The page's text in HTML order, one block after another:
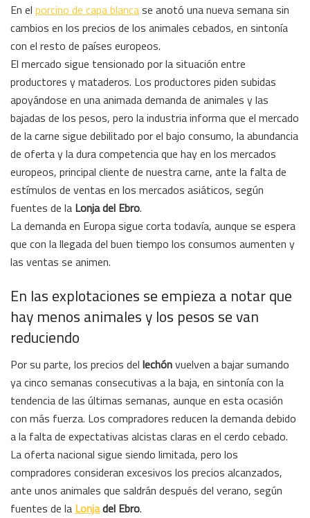
En el porcino de capa blancase anotó una nueva semana sin
cambios en los precios de los animales cebados, en sintonía
con el resto de países europeos.
El mercado sigue tensionado por la situación entre
productores y mataderos. Los productores piden subidas
apoyándose en una animada demanda de animales y las
bajadas de los pesos, pero la industria informa que el mercado
de la carne sigue debilitado por el bajo consumo, la abundancia
de oferta y la dura competencia que hay en los mercados
europeos, principal cliente de nuestra carne, ante la falta de
estímulos de ventas en los mercados asiáticos, según
fuentes de la Lonja del Ebro.
La demanda en Europa sigue corta todavía, aunque se espera
que con la llegada del buen tiempo los consumos aumenten y
las ventas se animen.
En las explotaciones se empieza a notar que
hay menos animales y los pesos se van
reduciendo
Por su parte, los precios del lechónvuelven a bajar sumando
ya cinco semanas consecutivas a la baja, en sintonía con la
tendencia de las últimas semanas, aunque en esta ocasión
con más fuerza. Los compradores reducen la demanda debido
a la falta de expectativas alcistas claras en el cerdo cebado.
La oferta nacional sigue siendo limitada, pero los
compradores consideran excesivos los precios alcanzados,
ante unos animales que saldrán después del verano, según
fuentes de la Lonjadel Ebro.